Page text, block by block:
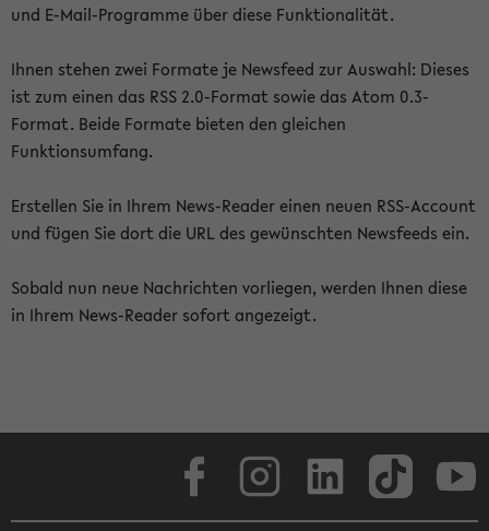
und E-Mail-Programme über diese Funktionalität.
Ihnen stehen zwei Formate je Newsfeed zur Auswahl: Dieses
ist zum einen das RSS 2.0-Format sowie das Atom 0.3-
Format. Beide Formate bieten den gleichen
Funktionsumfang.
Erstellen Sie in Ihrem News-Reader einen neuen RSS-Account
und fügen Sie dort die URL des gewünschten Newsfeeds ein.
Sobald nun neue Nachrichten vorliegen, werden Ihnen diese
in Ihrem News-Reader sofort angezeigt.